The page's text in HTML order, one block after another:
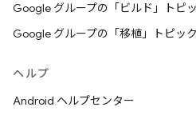
Google グループの「ビルド」トピ
Google グループの「移植」トピック
ヘルプ
Android ヘルプセンター